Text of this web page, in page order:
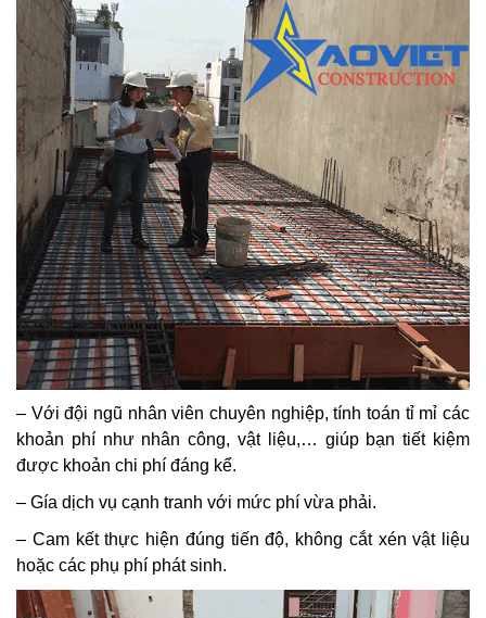
– Với đội ngũ nhân viên chuyên nghiệp, tính toán tỉ mỉ các
khoản phí như nhân công, vật liệu,… giúp bạn tiết kiệm
được khoản chi phí đáng kể.
– Gía dịch vụ cạnh tranh với mức phí vừa phải.
– Cam kết thực hiện đúng tiến độ, không cắt xén vật liệu
hoặc các phụ phí phát sinh.